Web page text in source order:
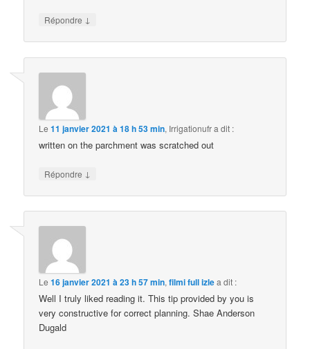
Répondre ↓
Le11 janvier 2021 à 18 h 53 min, Irrigationufra dit :
written on the parchment was scratched out
Répondre ↓
Le16 janvier 2021 à 23 h 57 min,filmi full izlea dit :
Well I truly liked reading it. This tip provided by you is
very constructive for correct planning. Shae Anderson
Dugald